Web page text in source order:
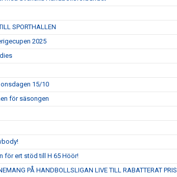
SPORTHALLEN
2025
15/10
för säsongen
för ert stöd till H 65 Höör!
PÅ HANDBOLLSLIGAN LIVE TILL RABATTERAT PRIS